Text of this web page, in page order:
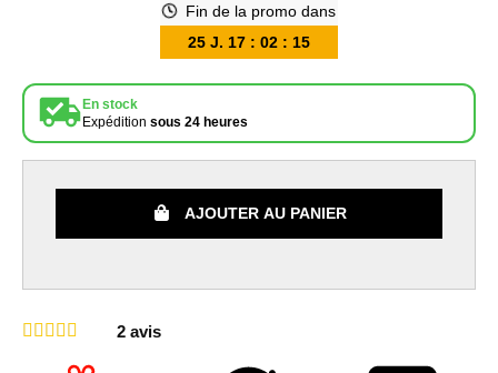
Fin de la promo dans
25 J. 17 : 02 : 15
En stock
Expédition sous 24 heures
AJOUTER AU PANIER
2 avis